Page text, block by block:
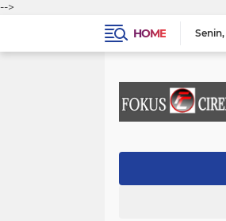
-->
HOME
Senin